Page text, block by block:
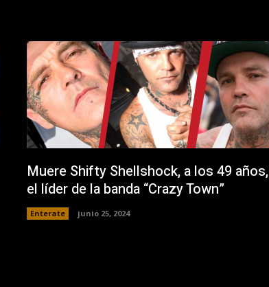
Muere Shifty Shellshock, a los 49 años,
el líder de la banda “Crazy Town”
Enterate junio 25, 2024